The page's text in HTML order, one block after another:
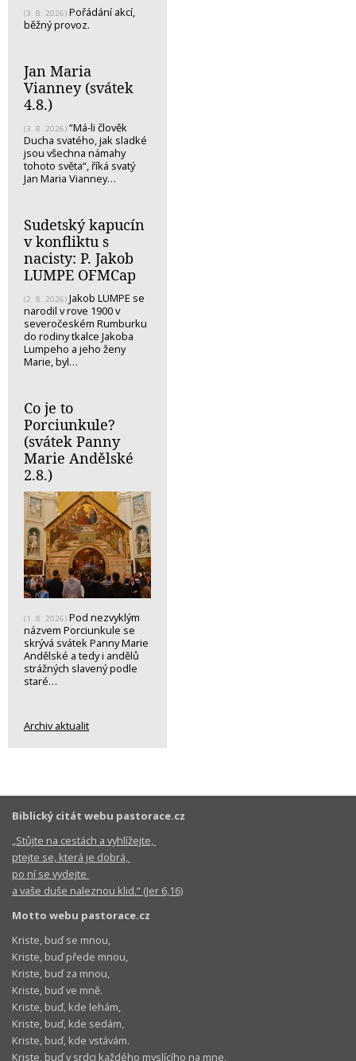
(3. 8. 2026) Pořádání akcí,
běžný provoz.
Jan Maria
Vianney (svátek
4.8.)
(3. 8. 2026) “Má-li člověk
Ducha svatého, jak sladké
jsou všechna námahy
tohoto světa“, říká svatý
Jan Maria Vianney…
Sudetský kapucín
v konfliktu s
nacisty: P. Jakob
LUMPE OFMCap
(2. 8. 2026) Jakob LUMPE se
narodil v rove 1900 v
severočeském Rumburku
do rodiny tkalce Jakoba
Lumpeho a jeho ženy
Marie, byl…
Co je to
Porciunkule?
(svátek Panny
Marie Andělské
2.8.)
(1. 8. 2026) Pod nezvyklým
názvem Porciunkule se
skrývá svátek Panny Marie
Andělské a tedy i andělů
strážných slavený podle
staré…
Archiv aktualit
Biblický citát webu pastorace.cz
„Stůjte na cestách a vyhlížejte,
ptejte se, která je dobrá,
po ní se vydejte
a vaše duše naleznou klid.“ (Jer 6,16)
Motto webu pastorace.cz
Kriste, buď se mnou,
Kriste, buď přede mnou,
Kriste, buď za mnou,
Kriste, buď ve mně.
Kriste, buď, kde lehám,
Kriste, buď, kde sedám,
Kriste, buď, kde vstávám.
Kriste, buď v srdci každého myslícího na mne,